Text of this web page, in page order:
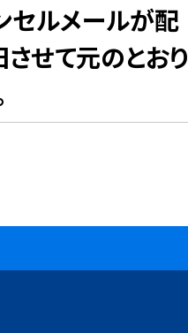
セルメールが配
せて元のとおり